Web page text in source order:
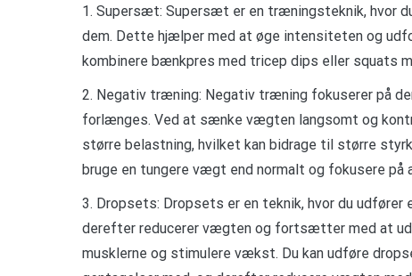
1. Supersæt: Supersæt er en træningsteknik, hvor
dem. Dette hjælper med at øge intensiteten og
kombinere bænkpres med tricep dips eller squats
2. Negativ træning: Negativ træning fokuserer på
forlænges. Ved at sænke vægten langsomt og
større belastning, hvilket kan bidrage til større
bruge en tungere vægt end normalt og fokusere
3. Dropsets: Dropsets er en teknik, hvor du
derefter reducerer vægten og fortsætter med at
musklerne og stimulere vækst. Du kan udføre